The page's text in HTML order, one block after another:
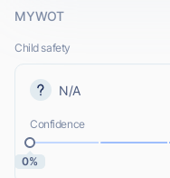
MYWOT
Child safety
N/A
Confidence
0%